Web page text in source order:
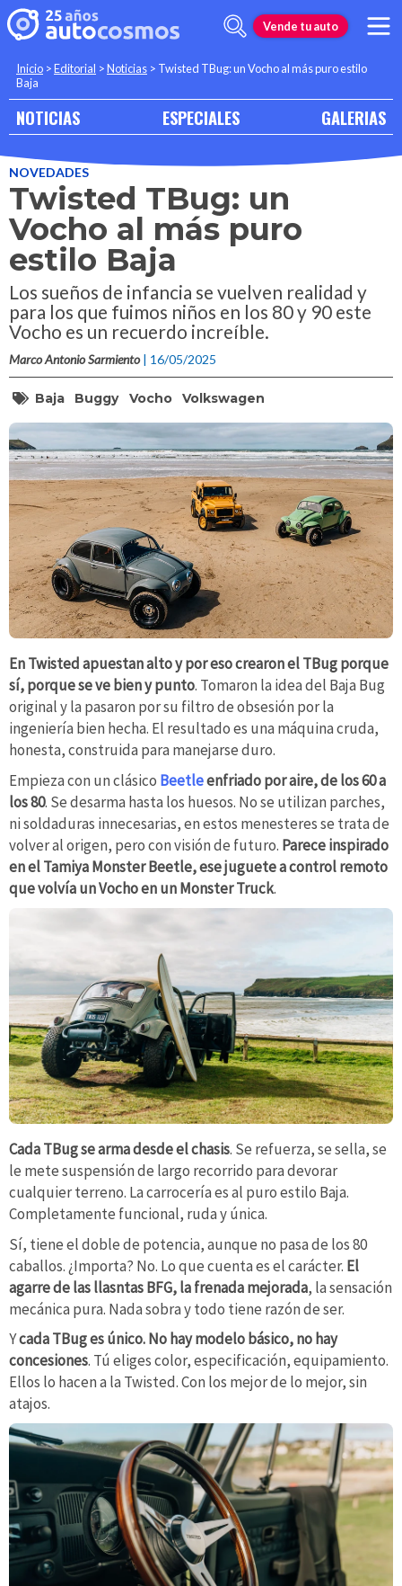
Vende tu auto
Inicio >Editorial >Noticias > Twisted TBug: un Vocho al más puro estilo
Baja
NOTICIAS ESPECIALES GALERIAS
NOVEDADES
Twisted TBug: un
Vocho al más puro
estilo Baja
Los sueños de infancia se vuelven realidad y
para los que fuimos niños en los 80 y 90 este
Vocho es un recuerdo increíble.
Marco Antonio Sarmiento | 16/05/2025
Baja Buggy Vocho Volkswagen
En Twisted apuestan alto y por eso crearon el TBug porque
sí, porque se ve bien y punto. Tomaron la idea del Baja Bug
original y la pasaron por su filtro de obsesión por la
ingeniería bien hecha. El resultado es una máquina cruda,
honesta, construida para manejarse duro.
Empieza con un clásico Beetleenfriado por aire, de los 60 a
los 80. Se desarma hasta los huesos. No se utilizan parches,
ni soldaduras innecesarias, en estos menesteres se trata de
volver al origen, pero con visión de futuro. Parece inspirado
en el Tamiya Monster Beetle, ese juguete a control remoto
que volvía un Vocho en un Monster Truck.
Cada TBug se arma desde el chasis. Se refuerza, se sella, se
le mete suspensión de largo recorrido para devorar
cualquier terreno. La carrocería es al puro estilo Baja.
Completamente funcional, ruda y única.
Sí, tiene el doble de potencia, aunque no pasa de los 80
caballos. ¿Importa? No. Lo que cuenta es el carácter. El
agarre de las llasntas BFG, la frenada mejorada, la sensación
mecánica pura. Nada sobra y todo tiene razón de ser.
Ycada TBug es único. No hay modelo básico, no hay
concesiones. Tú eliges color, especificación, equipamiento.
Ellos lo hacen a la Twisted. Con los mejor de lo mejor, sin
atajos.